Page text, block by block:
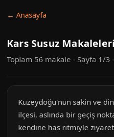
← Anasayfa
Kars Susuz Makaleleri
Toplam 56 makale - Sayfa 1/3
Kuzeydoğu'nun sakin ve
ilçesi, aslında bir geçiş
kendine has ritmiyle